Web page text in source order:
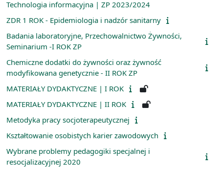
Technologia informacyjna | ZP 2023/2024
ZDR 1 ROK - Epidemiologia i nadzór sanitarny
Badania laboratoryjne, Przechowalnictwo Żywności,
Seminarium -I ROK ZP
Chemiczne dodatki do żywności oraz żywność
modyfikowana genetycznie - II ROK ZP
MATERIAŁY DYDAKTYCZNE | I ROK
MATERIAŁY DYDAKTYCZNE | II ROK
Metodyka pracy socjoterapeutycznej
Kształtowanie osobistych karier zawodowych
Wybrane problemy pedagogiki specjalnej i
resocjalizacyjnej 2020